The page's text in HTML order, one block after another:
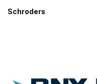
Schroders